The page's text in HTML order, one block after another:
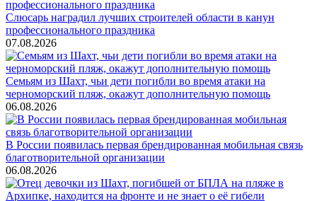
Слюсарь наградил лучших строителей области в канун
профессионального праздника
07.08.2026
Семьям из Шахт, чьи дети погибли во время атаки на
черноморский пляж, окажут дополнительную помощь
06.08.2026
В России появилась первая брендированная мобильная связь
благотворительной организации
06.08.2026